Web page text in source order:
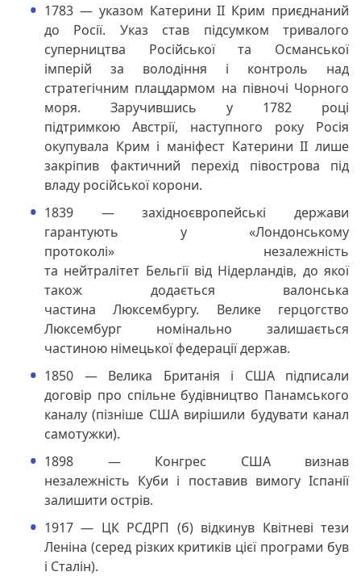
1783 — указом Катерини II Крим приєднаний
до Росії. Указ став підсумком тривалого
суперництва Російської та Османської
імперій за володіння і контроль над
стратегічним плацдармом на півночі Чорного
моря. Заручившись у 1782 році
підтримкою Австрії, наступного року Росія
окупувала Крим і маніфест Катерини II лише
закріпив фактичний перехід півострова під
владу російської корони.
1839 — західноєвропейські держави
гарантують у «Лондонському
протоколі» незалежність
та нейтралітет Бельгії від Нідерландів, до якої
також додається валонська
частина Люксембургу. Велике герцогство
Люксембург номінально залишається
частиною німецької федерації держав.
1850 — Велика Британія і США підписали
договір про спільне будівництво Панамського
каналу (пізніше США вирішили будувати канал
самотужки).
1898 — Конгрес США визнав
незалежність Куби і поставив вимогу Іспанії
залишити острів.
1917 — ЦК РСДРП (б) відкинув Квітневі тези
Леніна (серед різких критиків цієї програми був
і Сталін).